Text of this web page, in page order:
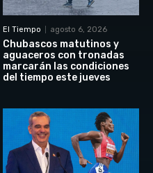
El Tiempo agosto 6, 2026
Chubascos matutinos y
aguaceros con tronadas
marcarán las condiciones
del tiempo este jueves